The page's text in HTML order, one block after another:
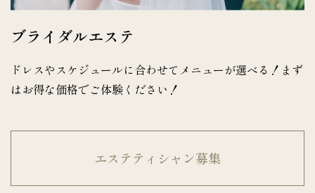
ブライダルエステ
ドレスやスケジュールに合わせてメニューが選べる！まず
はお得な価格でご体験ください！
エステティシャン募集